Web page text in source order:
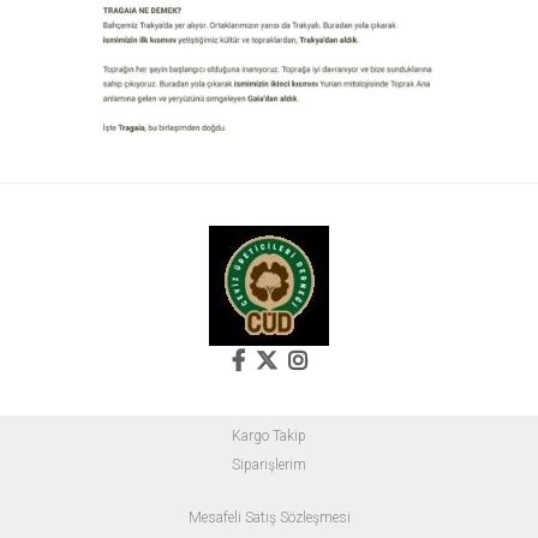
Kargo Takip
Siparişlerim
Mesafeli Satış Sözleşmesi